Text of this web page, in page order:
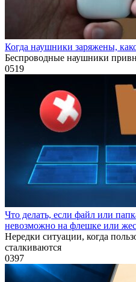
Когда наушники заряжены,
Беспроводные наушники
0519
Что делать, если файл или
невозможно на флешке или
Нередки ситуации, когда
сталкиваются
0397